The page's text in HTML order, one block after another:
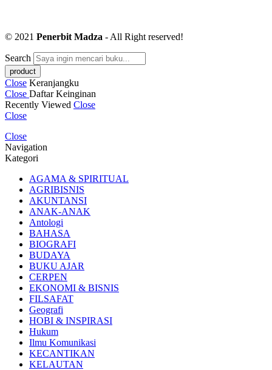
© 2021 Penerbit Madza - All Right reserved!
Search
Close Keranjangku
Close Daftar Keinginan
Recently Viewed Close
Close
Close
Navigation
Kategori
AGAMA & SPIRITUAL
AGRIBISNIS
AKUNTANSI
ANAK-ANAK
Antologi
BAHASA
BIOGRAFI
BUDAYA
BUKU AJAR
CERPEN
EKONOMI & BISNIS
FILSAFAT
Geografi
HOBI & INSPIRASI
Hukum
Ilmu Komunikasi
KECANTIKAN
KELAUTAN